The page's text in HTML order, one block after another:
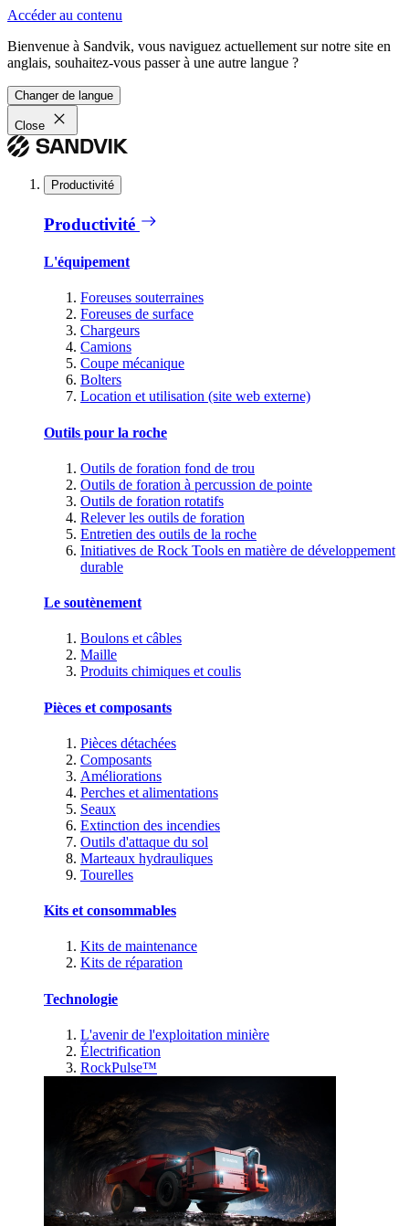
Accéder au contenu
Bienvenue à Sandvik, vous naviguez actuellement sur notre site en
anglais, souhaitez-vous passer à une autre langue ?
Changer de langue
Close
Productivité
Productivité
L'équipement
Foreuses souterraines
Foreuses de surface
Chargeurs
Camions
Coupe mécanique
Bolters
Location et utilisation (site web externe)
Outils pour la roche
Outils de foration fond de trou
Outils de foration à percussion de pointe
Outils de foration rotatifs
Relever les outils de foration
Entretien des outils de la roche
Initiatives de Rock Tools en matière de développement
durable
Le soutènement
Boulons et câbles
Maille
Produits chimiques et coulis
Pièces et composants
Pièces détachées
Composants
Améliorations
Perches et alimentations
Seaux
Extinction des incendies
Outils d'attaque du sol
Marteaux hydrauliques
Tourelles
Kits et consommables
Kits de maintenance
Kits de réparation
Technologie
L'avenir de l'exploitation minière
Électrification
RockPulse™